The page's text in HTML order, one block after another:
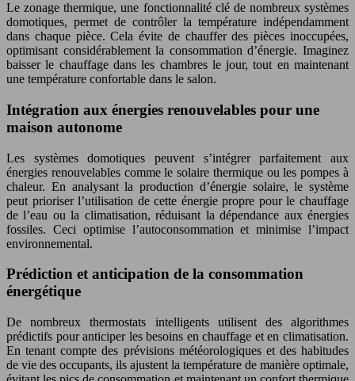
Le zonage thermique, une fonctionnalité clé de nombreux systèmes
domotiques, permet de contrôler la température indépendamment
dans chaque pièce. Cela évite de chauffer des pièces inoccupées,
optimisant considérablement la consommation d’énergie. Imaginez
baisser le chauffage dans les chambres le jour, tout en maintenant
une température confortable dans le salon.
Intégration aux énergies renouvelables pour une
maison autonome
Les systèmes domotiques peuvent s’intégrer parfaitement aux
énergies renouvelables comme le solaire thermique ou les pompes à
chaleur. En analysant la production d’énergie solaire, le système
peut prioriser l’utilisation de cette énergie propre pour le chauffage
de l’eau ou la climatisation, réduisant la dépendance aux énergies
fossiles. Ceci optimise l’autoconsommation et minimise l’impact
environnemental.
Prédiction et anticipation de la consommation
énergétique
De nombreux thermostats intelligents utilisent des algorithmes
prédictifs pour anticiper les besoins en chauffage et en climatisation.
En tenant compte des prévisions météorologiques et des habitudes
de vie des occupants, ils ajustent la température de manière optimale,